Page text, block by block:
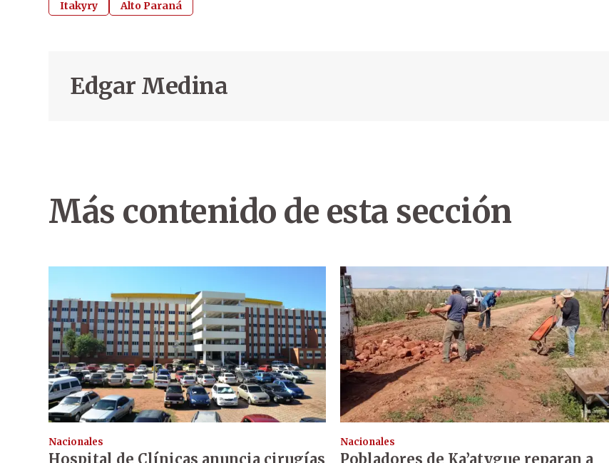
Itakyry Alto Paraná
Edgar Medina
Más contenido de esta sección
Nacionales
Hospital de Clínicas anuncia cirugías
Nacionales
Pobladores de Ka’atygue reparan a